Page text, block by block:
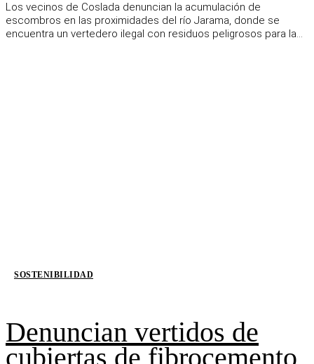
Los vecinos de Coslada denuncian la acumulación de
escombros en las proximidades del río Jarama, donde se
encuentra un vertedero ilegal con residuos peligrosos para la...
SOSTENIBILIDAD
Denuncian vertidos de
cubiertas de fibrocemento